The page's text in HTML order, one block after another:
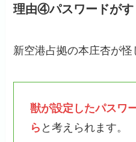
理由④パスワードがす
新空港占拠の本庄杏が怪
獣が設定したパスワ
ら と考えられます。